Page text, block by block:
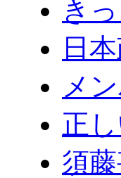
き
日
メ
正
須